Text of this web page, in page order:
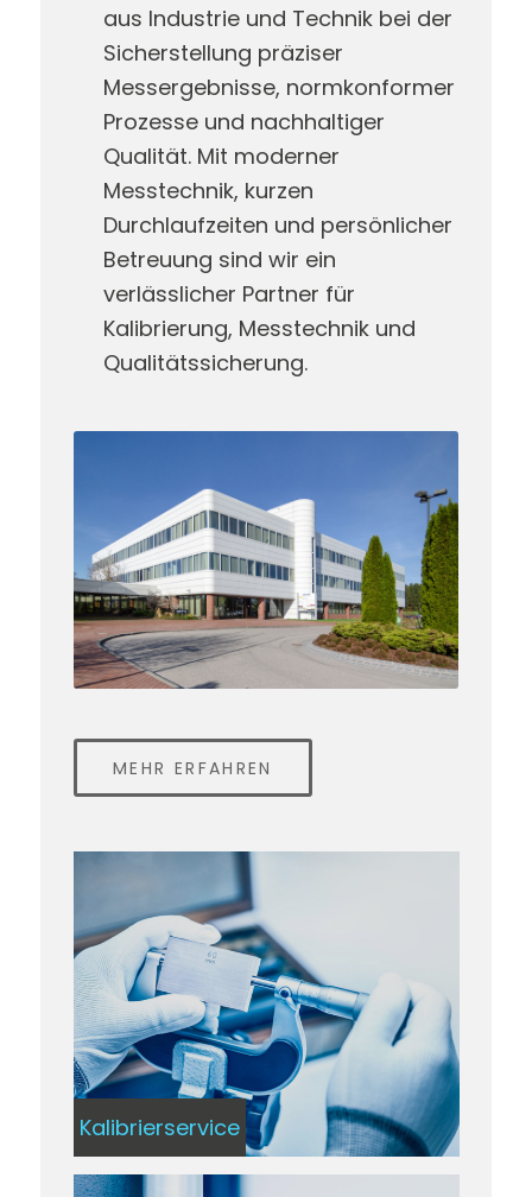
aus Industrie und Technik bei der
Sicherstellung präziser
Messergebnisse, normkonformer
Prozesse und nachhaltiger
Qualität. Mit moderner
Messtechnik, kurzen
Durchlaufzeiten und persönlicher
Betreuung sind wir ein
verlässlicher Partner für
Kalibrierung, Messtechnik und
Qualitätssicherung.
MEHR ERFAHREN
Kalibrierservice